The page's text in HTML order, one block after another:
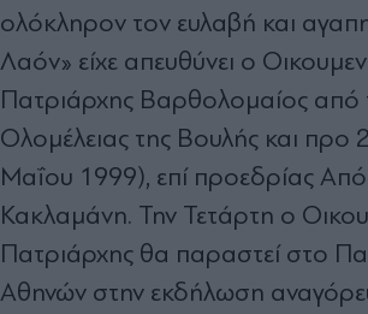
ολόκληρον τον ευλαβή και
Λαόν» είχε απευθύνει ο
Πατριάρχης Βαρθολομαίος από
Ολομέλειας της Βουλής και προ
Μαΐου 1999), επί προεδρίας
Κακλαμάνη. Την Τετάρτη ο
Πατριάρχης θα παραστεί στο
Αθηνών στην εκδήλωση